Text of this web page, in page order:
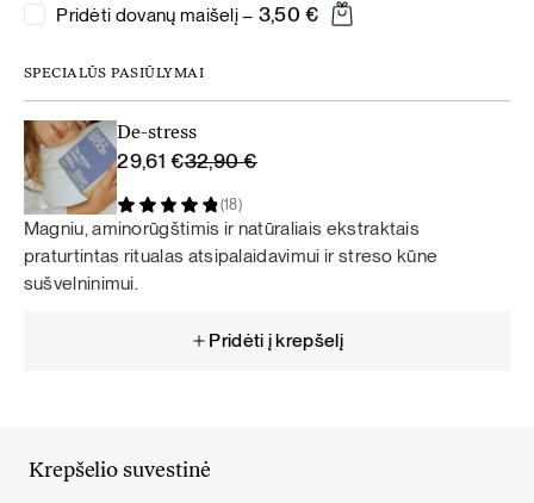
Pridėti dovanų maišelį – 3,50€
SPECIALŪS PASIŪLYMAI
De-stress
32,90€
Original
price
was:
32,90 €.
29,61€
Current
price
is:
29,61 €.
(18)
Magniu, aminorūgštimis ir natūraliais ekstraktais
praturtintas ritualas atsipalaidavimui ir streso kūne
sušvelninimui.
Pridėti į krepšelį
Krepšelio suvestinė